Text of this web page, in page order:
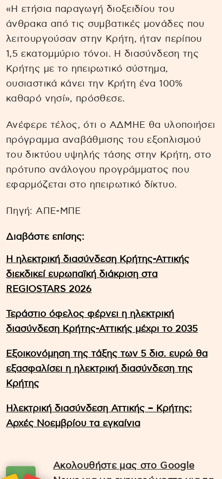
«Η ετήσια παραγωγή διοξειδίου του
άνθρακα από τις συμβατικές μονάδες που
λειτουργούσαν στην Κρήτη, ήταν περίπου
1,5 εκατομμύριο τόνοι. Η διασύνδεση της
Κρήτης με το ηπειρωτικό σύστημα,
ουσιαστικά κάνει την Κρήτη ένα 100%
καθαρό νησί», πρόσθεσε.
Ανέφερε τέλος, ότι ο ΑΔΜΗΕ θα υλοποιήσει
πρόγραμμα αναβάθμισης του εξοπλισμού
του δικτύου υψηλής τάσης στην Κρήτη, στο
πρότυπο ανάλογου προγράμματος που
εφαρμόζεται στο ηπειρωτικό δίκτυο.
Πηγή: ΑΠΕ-ΜΠΕ
Διαβάστε επίσης:
Η ηλεκτρική διασύνδεση Κρήτης-Αττικής
διεκδικεί ευρωπαϊκή διάκριση στα
REGIOSTARS 2026
Τεράστιο όφελος φέρνει η ηλεκτρική
διασύνδεση Κρήτης-Αττικής μέχρι το 2035
Εξοικονόμηση της τάξης των 5 δισ. ευρώ θα
εξασφαλίσει η ηλεκτρική διασύνδεση της
Κρήτης
Ηλεκτρική διασύνδεση Αττικής – Κρήτης:
Αρχές Νοεμβρίου τα εγκαίνια
Ακολουθήστε μας στο Google